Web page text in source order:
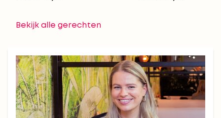
Bekijk alle gerechten